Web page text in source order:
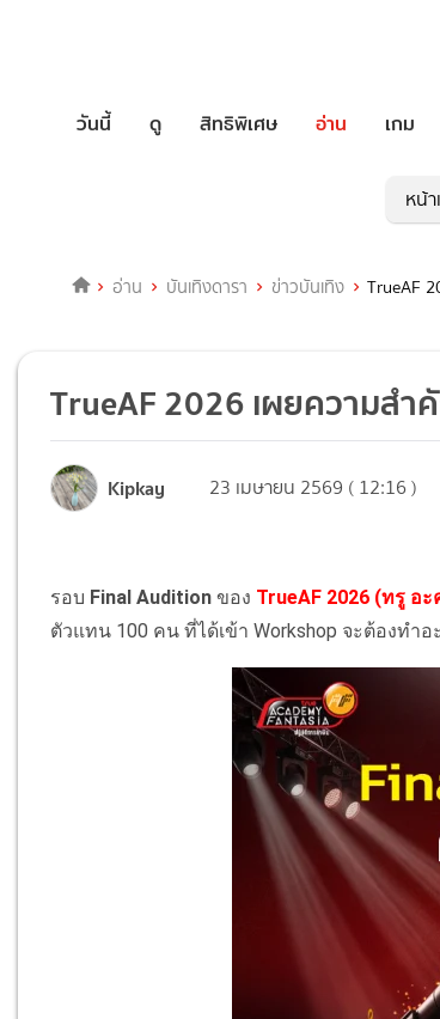
วันนี้ ดู สิทธิพิเศษ อ่าน เกม
หน้
อ่าน บันเทิงดารา ข่าวบันเทิง TrueAF
TrueAF 2026 เผยความส
Kipkay 23 เมษายน 2569 ( 12:16 )
รอบ Final Audition ของ TrueAF 2026 (ทรู อ
ตัวแทน 100 คน ที่ได้เข้า Workshop จะต้องทำ